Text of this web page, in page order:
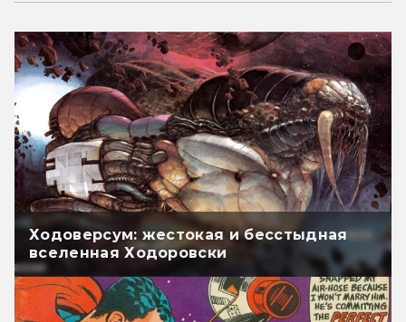
Ходоверсум: жестокая и бесстыдная
вселенная Ходоровски